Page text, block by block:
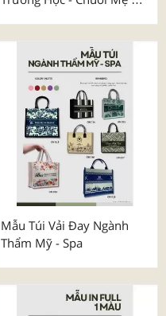
Mẫu Túi Vải Đay Ngành
Thẩm Mỹ - Spa